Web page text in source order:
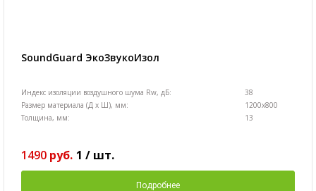
SoundGuard ЭкоЗвукоИзол
Индекс изоляции воздушного шума Rw, дБ:
38
Размер материала (Д х Ш), мм:
1200х800
Толщина, мм:
13
1490 руб. 1 / шт.
Подробнее